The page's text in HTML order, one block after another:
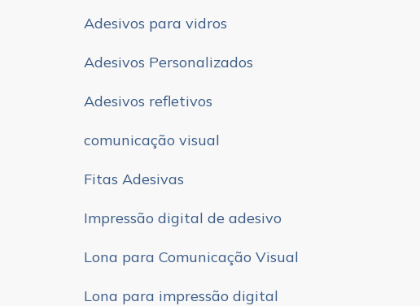
Adesivos para vidros
Adesivos Personalizados
Adesivos refletivos
comunicação visual
Fitas Adesivas
Impressão digital de adesivo
Lona para Comunicação Visual
Lona para impressão digital